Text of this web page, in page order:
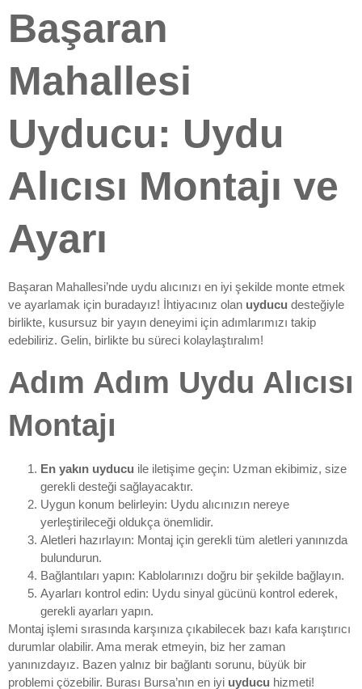
Başaran
Mahallesi
Uyducu: Uydu
Alıcısı Montajı ve
Ayarı
Başaran Mahallesi’nde uydu alıcınızı en iyi şekilde monte etmek
ve ayarlamak için buradayız! İhtiyacınız olan uyducu desteğiyle
birlikte, kusursuz bir yayın deneyimi için adımlarımızı takip
edebiliriz. Gelin, birlikte bu süreci kolaylaştıralım!
Adım Adım Uydu Alıcısı
Montajı
En yakın uyducu ile iletişime geçin: Uzman ekibimiz, size
gerekli desteği sağlayacaktır.
Uygun konum belirleyin: Uydu alıcınızın nereye
yerleştirileceği oldukça önemlidir.
Aletleri hazırlayın: Montaj için gerekli tüm aletleri yanınızda
bulundurun.
Bağlantıları yapın: Kablolarınızı doğru bir şekilde bağlayın.
Ayarları kontrol edin: Uydu sinyal gücünü kontrol ederek,
gerekli ayarları yapın.
Montaj işlemi sırasında karşınıza çıkabilecek bazı kafa karıştırıcı
durumlar olabilir. Ama merak etmeyin, biz her zaman
yanınızdayız. Bazen yalnız bir bağlantı sorunu, büyük bir
problemi çözebilir. Burası Bursa’nın en iyi uyducu hizmeti!